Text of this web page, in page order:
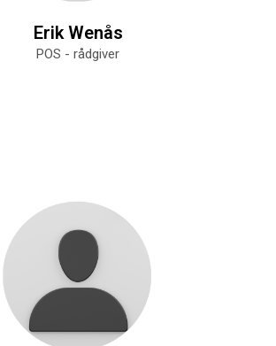
Erik Wenås
POS - rådgiver